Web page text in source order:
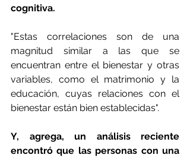
cognitiva.
"Estas correlaciones son de una
magnitud similar a las que se
encuentran entre el bienestar y otras
variables, como el matrimonio y la
educación, cuyas relaciones con el
bienestar están bien establecidas".
Y, agrega, un análisis reciente
encontró que las personas con una